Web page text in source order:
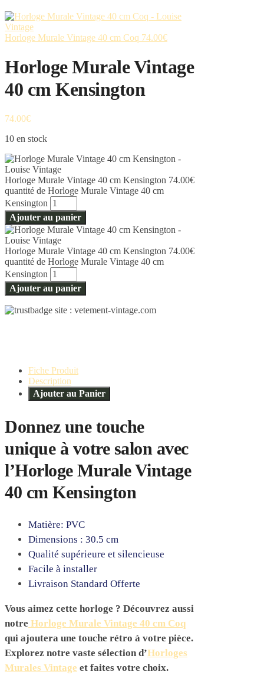
Horloge Murale Vintage 40 cm Coq 74.00€
Horloge Murale Vintage
40 cm Kensington
74.00€
10 en stock
Horloge Murale Vintage 40 cm Kensington 74.00€
quantité de Horloge Murale Vintage 40 cm
Kensington
Ajouter au panier
Horloge Murale Vintage 40 cm Kensington 74.00€
quantité de Horloge Murale Vintage 40 cm
Kensington
Ajouter au panier
Fiche Produit
Description
Ajouter au Panier
Donnez une touche
unique à votre salon avec
l’Horloge Murale Vintage
40 cm Kensington
Matière: PVC
Dimensions : 30.5 cm
Qualité supérieure et silencieuse
Facile à installer
Livraison Standard Offerte
Vous aimez cette horloge ? Découvrez aussi
notre Horloge Murale Vintage 40 cm Coq
qui ajoutera une touche rétro à votre pièce.
Explorez notre vaste sélection d’Horloges
Murales Vintage et faites votre choix.